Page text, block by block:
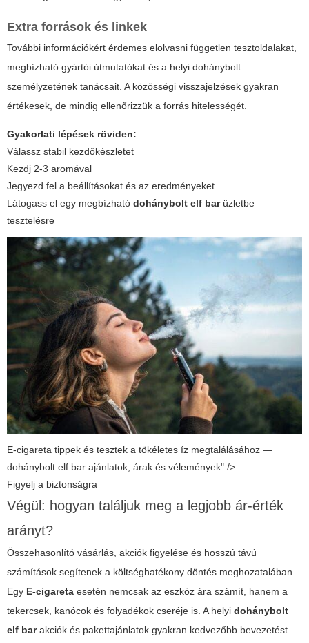
Extra források és linkek
További információkért érdemes elolvasni független tesztoldalakat,
megbízható gyártói útmutatókat és a helyi dohánybolt
személyzetének tanácsait. A közösségi visszajelzések gyakran
értékesek, de mindig ellenőrizzük a forrás hitelességét.
Gyakorlati lépések röviden:
Válassz stabil kezdőkészletet
Kezdj 2-3 aromával
Jegyezd fel a beállításokat és az eredményeket
Látogass el egy megbízható dohánybolt elf barüzletbe
tesztelésre
E-cigareta tippek és tesztek a tökéletes íz megtalálásához —
dohánybolt elf bar ajánlatok, árak és vélemények" />
Figyelj a biztonságra
Végül: hogyan találjuk meg a legjobb ár-érték
arányt?
Összehasonlító vásárlás, akciók figyelése és hosszú távú
számítások segítenek a költséghatékony döntés meghozatalában.
Egy E-cigareta esetén nemcsak az eszköz ára számít, hanem a
tekercsek, kanócok és folyadékok cseréje is. A helyi dohánybolt
elf barakciók és pakettajánlatok gyakran kedvezőbb bevezetést